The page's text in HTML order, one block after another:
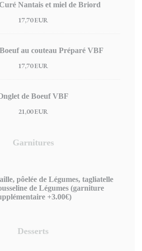
Nantais et miel de Briord
17,70 EUR
au couteau Préparé VBF
17,70 EUR
de Boeuf VBF
21,00 EUR
Garnitures
pôelée de Légumes, tagliatelle
de Légumes (garniture
+3.00€)
Desserts